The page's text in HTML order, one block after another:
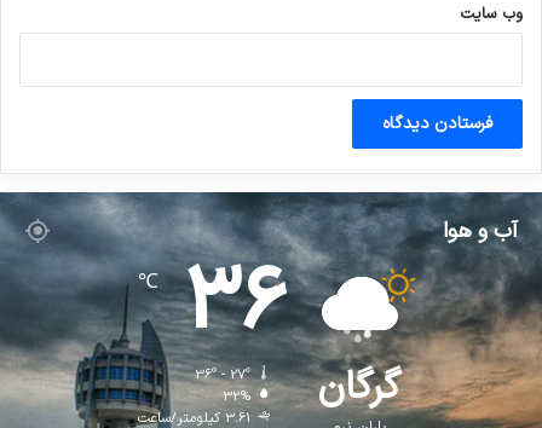
وب‌ سایت
آب و هوا
گرگان
36
℃
36º - 27º
32%
3.61 کیلومتر/ساعت